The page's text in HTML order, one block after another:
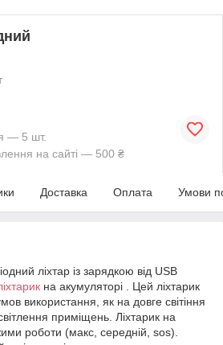
— 5 шт.
на сайті — 500 ₴
Доставка Оплата Умови
ліхтар із зарядкою від USB
на акумуляторі . Цей ліхтарик
використання, як на довге світіння
приміщень. Ліхтарик на
роботи (макс, середній, sos).